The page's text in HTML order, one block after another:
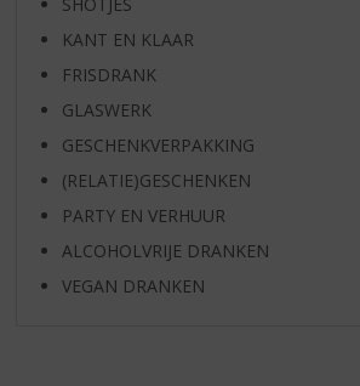
KANT EN KLAAR
FRISDRANK
GLASWERK
GESCHENKVERPAKKING
(RELATIE)GESCHENKEN
PARTY EN VERHUUR
ALCOHOLVRIJE DRANKEN
VEGAN DRANKEN